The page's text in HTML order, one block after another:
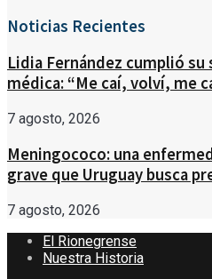
Noticias Recientes
Lidia Fernández cumplió
médica: “Me caí, volví, me
7 agosto, 2026
Meningococo: una
grave que Uruguay busca
7 agosto, 2026
El Rionegrense
Nuestra Historia